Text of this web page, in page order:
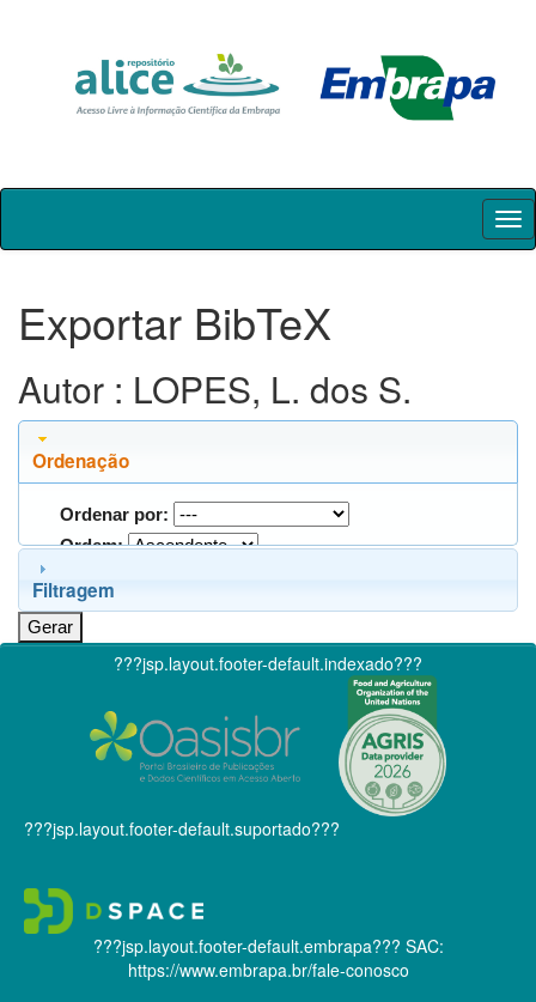
Skip
Exportar BibTeX
Autor : LOPES, L. dos S.
Ordenação
Ordenar por:
Ordem:
Filtragem
???jsp.layout.footer-default.indexado???
???jsp.layout.footer-default.suportado???
???jsp.layout.footer-default.embrapa??? SAC:
https://www.embrapa.br/fale-conosco